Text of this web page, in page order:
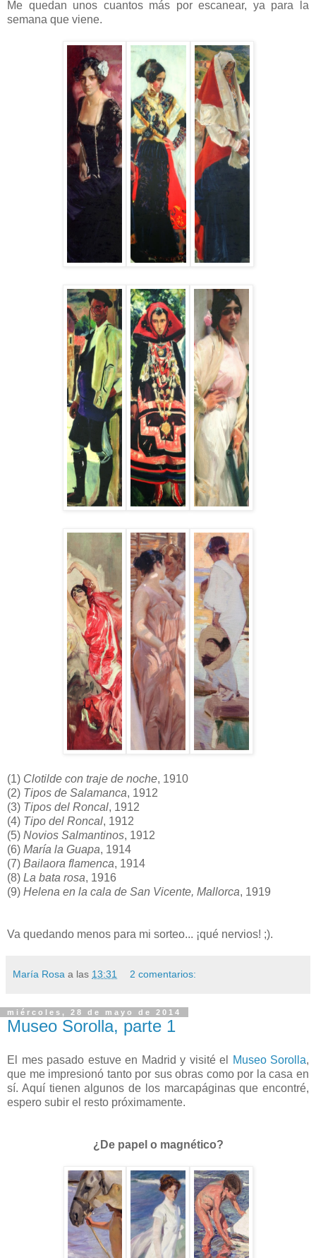
Me quedan unos cuantos más por escanear, ya para la
semana que viene.
(1) Clotilde con traje de noche, 1910
(2) Tipos de Salamanca, 1912
(3) Tipos del Roncal, 1912
(4) Tipo del Roncal, 1912
(5) Novios Salmantinos, 1912
(6) María la Guapa, 1914
(7) Bailaora flamenca, 1914
(8) La bata rosa, 1916
(9) Helena en la cala de San Vicente, Mallorca, 1919
Va quedando menos para mi sorteo... ¡qué nervios! ;).
María Rosa a las 13:31 2 comentarios:
miércoles, 28 de mayo de 2014
Museo Sorolla, parte 1
El mes pasado estuve en Madrid y visité el Museo Sorolla,
que me impresionó tanto por sus obras como por la casa en
sí. Aquí tienen algunos de los marcapáginas que encontré,
espero subir el resto próximamente.
¿De papel o magnético?